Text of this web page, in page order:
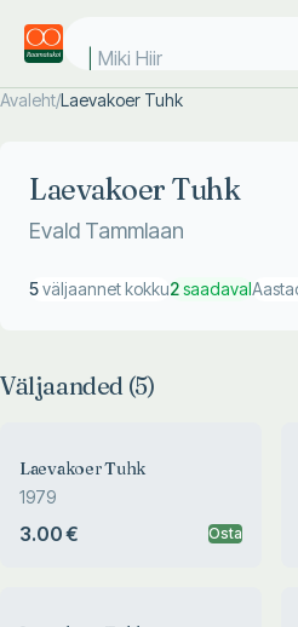
Miki Hiir
Avaleht/Laevakoer Tuhk
Laevakoer Tuhk
Evald Tammlaan
5väljaannet kokku2saadaval
Väljaanded (5)
Laevakoer Tuhk
1979
3.00 € Osta